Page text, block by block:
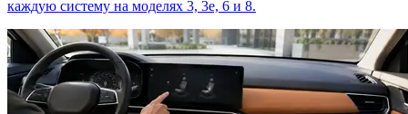
каждую систему на моделях 3, 3е, 6 и 8.